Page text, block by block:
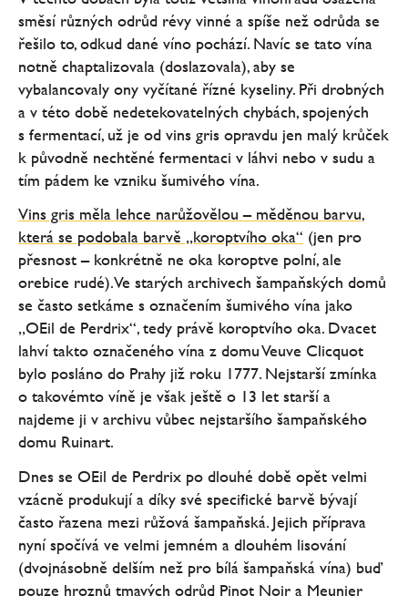
směsí různých odrůd révy vinné a spíše než odrůda se
řešilo to, odkud dané víno pochází. Navíc se tato vína
notně chaptalizovala (doslazovala), aby se
vybalancovaly ony vyčítané řízné kyseliny. Při drobných
a v této době nedetekovatelných chybách, spojených
s fermentací, už je od vins gris opravdu jen malý krůček
k původně nechtěné fermentaci v láhvi nebo v sudu a
tím pádem ke vzniku šumivého vína.
Vins gris měla lehce narůžovělou – měděnou barvu,
která se podobala barvě „koroptvího oka“ (jen pro
přesnost – konkrétně ne oka koroptve polní, ale
orebice rudé). Ve starých archivech šampaňských domů
se často setkáme s označením šumivého vína jako
„OEil de Perdrix“, tedy právě koroptvího oka. Dvacet
lahví takto označeného vína z domu Veuve Clicquot
bylo posláno do Prahy již roku 1777. Nejstarší zmínka
o takovémto víně je však ještě o 13 let starší a
najdeme ji v archivu vůbec nejstaršího šampaňského
domu Ruinart.
Dnes se OEil de Perdrix po dlouhé době opět velmi
vzácně produkují a díky své specifické barvě bývají
často řazena mezi růžová šampaňská. Jejich příprava
nyní spočívá ve velmi jemném a dlouhém lisování
(dvojnásobně delším než pro bílá šampaňská vína) buď
pouze hroznů tmavých odrůd Pinot Noir a Meunier